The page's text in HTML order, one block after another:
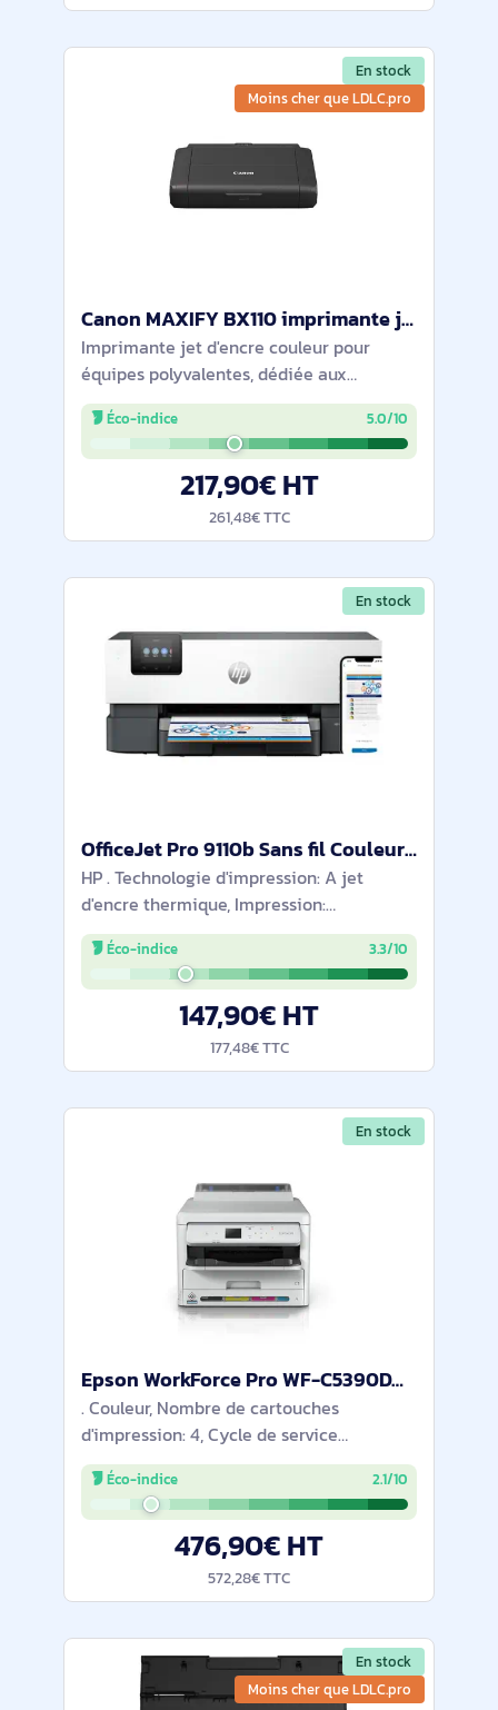
En stock
Moins cher que LDLC.pro
Canon MAXIFY BX110 imprimante jets d'encres Couleur 4800 x 1200 DPI A4 Wifi - 7069C026
Imprimante jet d'encre couleur pour
équipes polyvalentes, dédiée aux
documents A4 du quotidien. Résolution
4800 x 1200 ppp, impression recto-verso,
écran OLED 1,4". Wi-Fi et Wi-Fi Direct avec
Éco-indice 5.0/10
217,90€ HT
261,48€ TTC
En stock
OfficeJet Pro 9110b Sans fil Couleur Imprimante, Impression recto-verso - 5A0S3B#629
HP . Technologie d'impression: A jet
d'encre thermique, Impression:
Impression couleur, Résolution maximale:
4800 x 1200 DPI, Vitesse d'impression
(couleur, qualité normale, A4/US Letter):
Éco-indice 3.3/10
147,90€ HT
177,48€ TTC
En stock
Epson WorkForce Pro WF-C5390DW - C11CK25401
. Couleur, Nombre de cartouches
d'impression: 4, Cycle de service
(Maximum): 75000 pages par mois.
Résolution maximale: 4800 x 1200 DPI.
Taille de papier de série A ISO maximum:
Éco-indice 2.1/10
476,90€ HT
572,28€ TTC
En stock
Moins cher que LDLC.pro